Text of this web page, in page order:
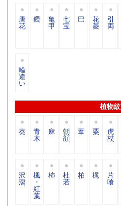
唐
花
鐶 亀
甲
七
宝
巴 花
菱
引
両
輪
違
い
植物紋
葵 青
木
麻 朝
顔
葦 粟 虎
杖
沢
瀉
楓
・
紅
葉
柿 杜
若
柏 梶 片
喰